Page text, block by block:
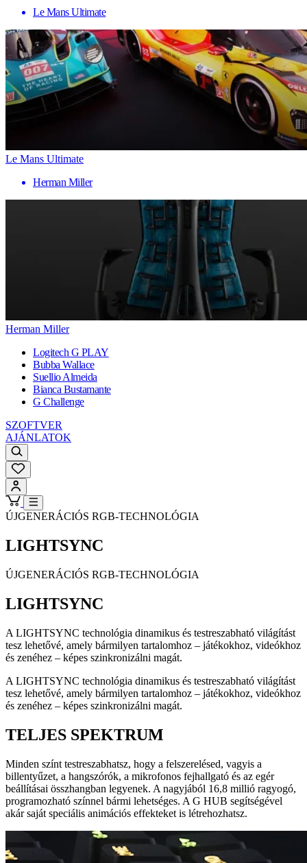
Le Mans Ultimate
Le Mans Ultimate
Herman Miller
Herman Miller
Logitech G PLAY
Bubba Wallace
Suellio Almeida
Bianca Bustamante
G Challenge
SZOFTVER
AJÁNLATOK
ÚJGENERÁCIÓS RGB-TECHNOLÓGIA
LIGHTSYNC
ÚJGENERÁCIÓS RGB-TECHNOLÓGIA
LIGHTSYNC
A LIGHTSYNC technológia dinamikus és testreszabható világítást
tesz lehetővé, amely bármilyen tartalomhoz – játékokhoz, videókhoz
és zenéhez – képes szinkronizálni magát.
A LIGHTSYNC technológia dinamikus és testreszabható világítást
tesz lehetővé, amely bármilyen tartalomhoz – játékokhoz, videókhoz
és zenéhez – képes szinkronizálni magát.
TELJES SPEKTRUM
Minden színt testreszabhatsz, hogy a felszerelésed, vagyis a
billentyűzet, a hangszórók, a mikrofonos fejhallgató és az egér
beállításai összhangban legyenek. A nagyjából 16,8 millió ragyogó,
programozható színnel bármi lehetséges. A G HUB segítségével
akár saját speciális animációs effekteket is létrehozhatsz.